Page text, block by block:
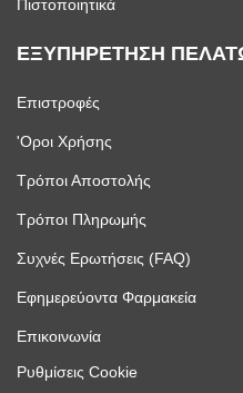
Πιστοποιητικά
ΕΞΥΠΗΡΕΤΗΣΗ
Επιστροφές
'Οροι Χρήσης
Τρόποι Αποστολής
Τρόποι Πληρωμής
Συχνές Ερωτήσεις (FAQ)
Εφημερεύοντα Φαρμακεία
Επικοινωνία
Ρυθμίσεις Cookie